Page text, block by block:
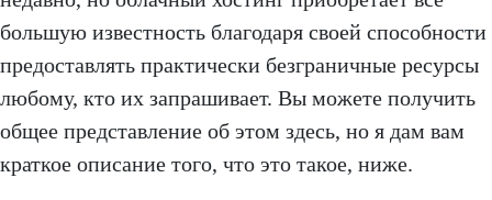
большую известность благодаря своей способности
предоставлять практически безграничные ресурсы
любому, кто их запрашивает. Вы можете получить
общее представление об этом здесь, но я дам вам
краткое описание того, что это такое, ниже.